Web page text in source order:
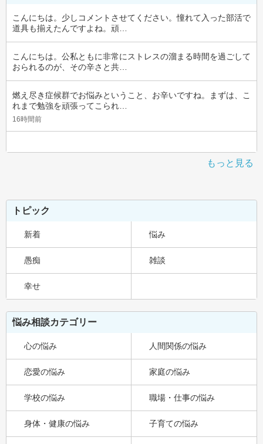
こんにちは。少しコメントさせてください。憧れて入った部活で
道具も揃えたんですよね。頑…
こんにちは。公私ともに非常にストレスの溜まる時間を過ごして
おられるのが、その辛さと共…
燃え尽き症候群でお悩みということ、お辛いですね。まずは、こ
れまで勉強を頑張ってこられ…
16時間前
もっと見る
トピック
新着 悩み
愚痴 雑談
幸せ
悩み相談カテゴリー
心の悩み 人間関係の悩み
恋愛の悩み 家庭の悩み
学校の悩み 職場・仕事の悩み
身体・健康の悩み 子育ての悩み